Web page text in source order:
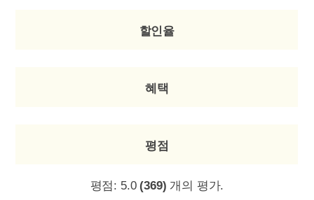
할인율
혜택
평점
평점: 5.0 (369) 개의 평가.